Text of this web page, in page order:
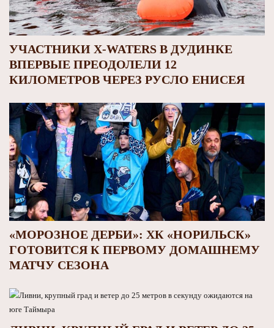
УЧАСТНИКИ X-WATERS В ДУДИНКЕ
ВПЕРВЫЕ ПРЕОДОЛЕЛИ 12
КИЛОМЕТРОВ ЧЕРЕЗ РУСЛО ЕНИСЕЯ
«МОРОЗНОЕ ДЕРБИ»: ХК «НОРИЛЬСК»
ГОТОВИТСЯ К ПЕРВОМУ ДОМАШНЕМУ
МАТЧУ СЕЗОНА